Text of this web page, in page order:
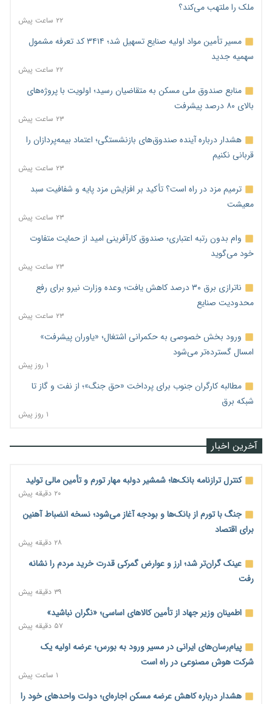
ملک را ملتهب می‌کند؟
۲۲ ساعت پیش
مسیر تأمین مواد اولیه صنایع تسهیل شد؛ ۳۴۱۴ کد تعرفه مشمول
سهمیه جدید
۲۲ ساعت پیش
منابع صندوق ملی مسکن به متقاضیان رسید؛ اولویت با پروژه‌های
بالای ۸۰ درصد پیشرفت
۲۳ ساعت پیش
هشدار درباره آینده صندوق‌های بازنشستگی؛ اعتماد بیمه‌پردازان را
قربانی نکنیم
۲۳ ساعت پیش
ترمیم مزد در راه است؟ تأکید بر افزایش مزد پایه و شفافیت سبد
معیشت
۲۳ ساعت پیش
وام بدون رتبه اعتباری؛ صندوق کارآفرینی امید از حمایت متفاوت
خود می‌گوید
۲۳ ساعت پیش
ناترازی برق ۳۰ درصد کاهش یافت؛ وعده وزارت نیرو برای رفع
محدودیت صنایع
۲۳ ساعت پیش
ورود بخش خصوصی به حکمرانی اشتغال؛ «یاوران پیشرفت»
امسال گسترده‌تر می‌شود
۱ روز پیش
مطالبه کارگران جنوب برای پرداخت «حق جنگ»؛ از نفت و گاز تا
شبکه برق
۱ روز پیش
آخرین اخبار
کنترل ترازنامه بانک‌ها؛ شمشیر دولبه مهار تورم و تأمین مالی تولید
۲۰ دقیقه پیش
جنگ با تورم از بانک‌ها و بودجه آغاز می‌شود؛ نسخه انضباط آهنین
برای اقتصاد
۲۸ دقیقه پیش
عینک گران‌تر شد؛ ارز و عوارض گمرکی قدرت خرید مردم را نشانه
رفت
۳۹ دقیقه پیش
اطمینان وزیر جهاد از تأمین کالاهای اساسی؛ «نگران نباشید»
۵۷ دقیقه پیش
پیام‌رسان‌های ایرانی در مسیر ورود به بورس؛ عرضه اولیه یک
شرکت هوش مصنوعی در راه است
۱ ساعت پیش
هشدار درباره کاهش عرضه مسکن اجاره‌ای؛ دولت واحدهای خود را